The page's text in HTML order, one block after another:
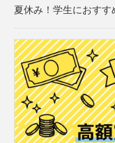
夏休み！学生におすす